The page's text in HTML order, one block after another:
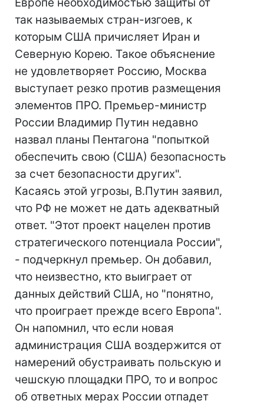
так называемых стран-изгоев, к
которым США причисляет Иран и
Северную Корею. Такое объяснение
не удовлетворяет Россию, Москва
выступает резко против размещения
элементов ПРО. Премьер-министр
России Владимир Путин недавно
назвал планы Пентагона "попыткой
обеспечить свою (США) безопасность
за счет безопасности других".
Касаясь этой угрозы, В.Путин заявил,
что РФ не может не дать адекватный
ответ. "Этот проект нацелен против
стратегического потенциала России",
- подчеркнул премьер. Он добавил,
что неизвестно, кто выиграет от
данных действий США, но "понятно,
что проиграет прежде всего Европа".
Он напомнил, что если новая
администрация США воздержится от
намерений обустраивать польскую и
чешскую площадки ПРО, то и вопрос
об ответных мерах России отпадет